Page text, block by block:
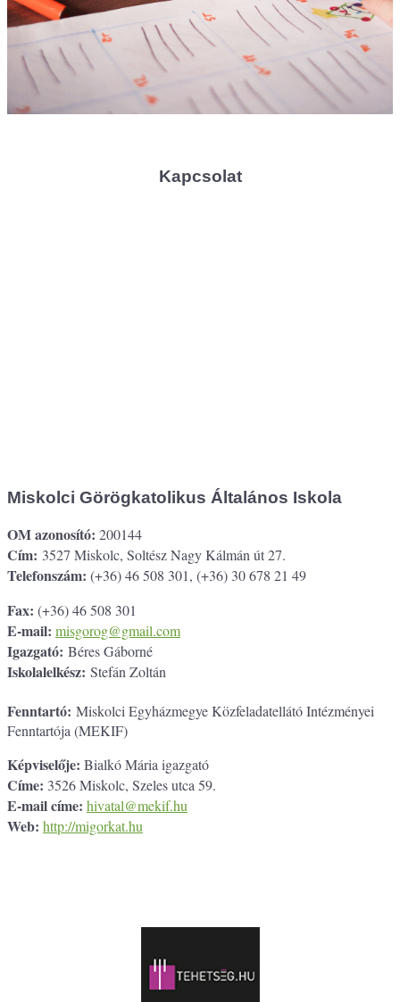
Kapcsolat
Miskolci Görögkatolikus Általános Iskola
OM azonosító: 200144
Cím: 3527 Miskolc, Soltész Nagy Kálmán út 27.
Telefonszám: (+36) 46 508 301, (+36) 30 678 21 49
Fax: (+36) 46 508 301
E-mail: misgorog@gmail.com
Igazgató: Béres Gáborné
Iskolalelkész: Stefán Zoltán
Fenntartó: Miskolci Egyházmegye Közfeladatellátó Intézményei
Fenntartója (MEKIF)
Képviselője: Bialkó Mária igazgató
Címe: 3526 Miskolc, Szeles utca 59.
E-mail címe: hivatal@mekif.hu
Web: http://migorkat.hu